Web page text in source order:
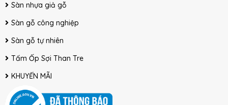
Sàn nhựa giả gỗ
Sàn gỗ công nghiệp
Sàn gỗ tự nhiên
Tấm Ốp Sợi Than Tre
KHUYẾN MÃI